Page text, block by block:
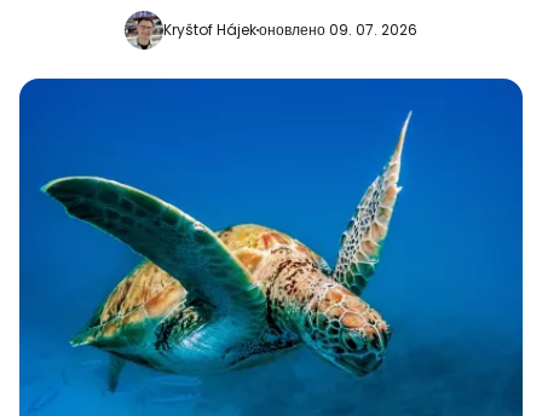
Kryštof Hájekоновлено 09. 07. 2026
Продовжуйте у Facebook